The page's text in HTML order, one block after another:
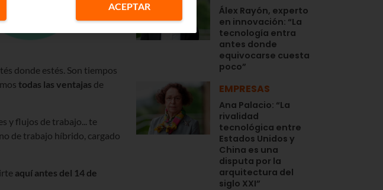
donde estés. Son tiempos
todas las ventajas de
y flujos de trabajo... te
de trabajo híbrido, cargado
aquí antes del 14 de
Álex Rayón, experto
en innovación: “La
tecnología entra
antes donde
equivocarse cuesta
poco”
EMPRESAS
Ana Palacio: “La
rivalidad
tecnológica entre
Estados Unidos y
China es una
disputa por la
arquitectura del
siglo XXI”
ACEPTAR